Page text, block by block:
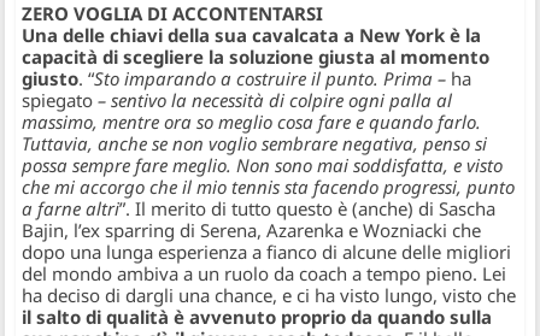
ZERO VOGLIA DI ACCONTENTARSI
Una delle chiavi della sua cavalcata a New York è la
capacità di scegliere la soluzione giusta al momento
giusto. “Sto imparando a costruire il punto. Prima – ha
spiegato – sentivo la necessità di colpire ogni palla al
massimo, mentre ora so meglio cosa fare e quando farlo.
Tuttavia, anche se non voglio sembrare negativa, penso si
possa sempre fare meglio. Non sono mai soddisfatta, e visto
che mi accorgo che il mio tennis sta facendo progressi, punto
a farne altri”. Il merito di tutto questo è (anche) di Sascha
Bajin, l’ex sparring di Serena, Azarenka e Wozniacki che
dopo una lunga esperienza a fianco di alcune delle migliori
del mondo ambiva a un ruolo da coach a tempo pieno. Lei
ha deciso di dargli una chance, e ci ha visto lungo, visto che
il salto di qualità è avvenuto proprio da quando sulla